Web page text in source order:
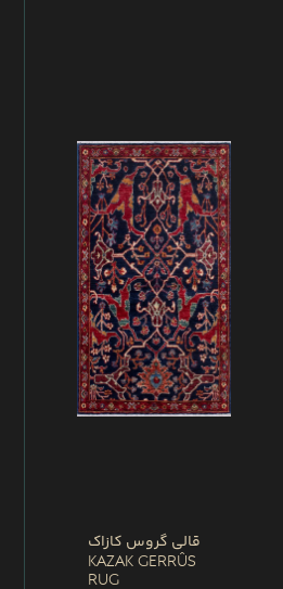
قالی گروس کازاک
Kazak Gerrûs
Rug